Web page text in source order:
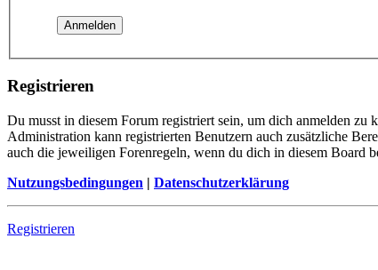
Registrieren
Du musst in diesem Forum registriert sein, um dich anmelden
Administration kann registrierten Benutzern auch zusätzliche
auch die jeweiligen Forenregeln, wenn du dich in diesem Board
Nutzungsbedingungen | Datenschutzerklärung
Registrieren